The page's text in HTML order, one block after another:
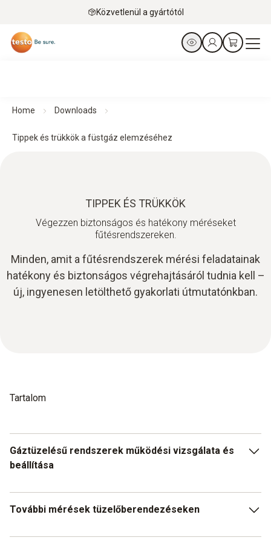
Közvetlenül a gyártótól
Home Downloads
Tippek és trükkök a füstgáz elemzéséhez
TIPPEK ÉS TRÜKKÖK
Végezzen biztonságos és hatékony méréseket
fűtésrendszereken.
Minden, amit a fűtésrendszerek mérési feladatainak
hatékony és biztonságos végrehajtásáról tudnia kell –
új, ingyenesen letölthető gyakorlati útmutatónkban.
Tartalom
Gáztüzelésű rendszerek működési vizsgálata és
beállítása
További mérések tüzelőberendezéseken